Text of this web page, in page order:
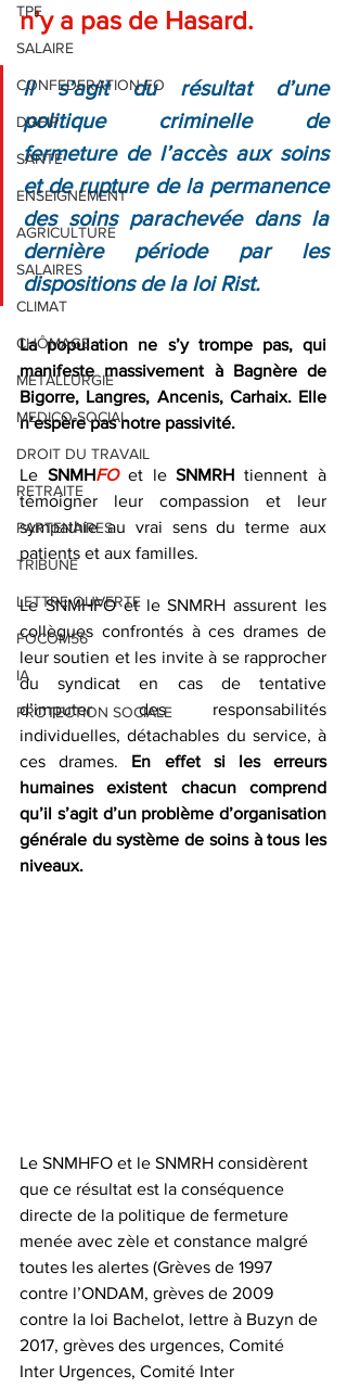
TPE
SALAIRE
CONFEDERATION FO
DGFIP
SANTE
ENSEIGNEMENT
AGRICULTURE
SALAIRES
CLIMAT
CHÔMAGE
METALLURGIE
MEDICO-SOCIAL
DROIT DU TRAVAIL
RETRAITE
PARTENAIRES
TRIBUNE
LETTRE OUVERTE
FOCOM56
IA
PROTECTION SOCIALE
n’y a pas de Hasard.
Il s’agit du résultat d’une
politique criminelle de
fermeture de l’accès aux soins
et de rupture de la permanence
des soins parachevée dans la
dernière période par les
dispositions de la loi Rist.
La population ne s’y trompe pas, qui
manifeste massivement à Bagnère de
Bigorre, Langres, Ancenis, Carhaix. Elle
n’espère pas notre passivité.
Le SNMHFO et le SNMRH tiennent à
témoigner leur compassion et leur
sympathie au vrai sens du terme aux
patients et aux familles.
Le SNMHFO et le SNMRH assurent les
collègues confrontés à ces drames de
leur soutien et les invite à se rapprocher
du syndicat en cas de tentative
d’imputer des responsabilités
individuelles, détachables du service, à
ces drames. En effet si les erreurs
humaines existent chacun comprend
qu’il s’agit d’un problème d’organisation
générale du système de soins à tous les
niveaux.
Le SNMHFO et le SNMRH considèrent
que ce résultat est la conséquence
directe de la politique de fermeture
menée avec zèle et constance malgré
toutes les alertes (Grèves de 1997
contre l’ONDAM, grèves de 2009
contre la loi Bachelot, lettre à Buzyn de
2017, grèves des urgences, Comité
Inter Urgences, Comité Inter